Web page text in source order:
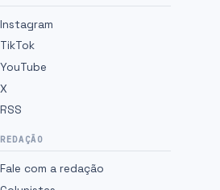
Instagram
TikTok
YouTube
X
RSS
REDAÇÃO
Fale com a redação